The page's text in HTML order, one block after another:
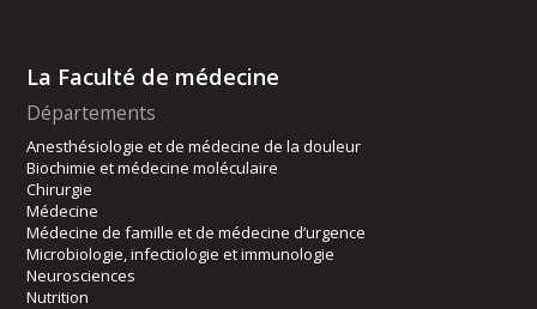
La Faculté de médecine
Départements
Anesthésiologie et de médecine de la douleur
Biochimie et médecine moléculaire
Chirurgie
Médecine
Médecine de famille et de médecine d’urgence
Microbiologie, infectiologie et immunologie
Neurosciences
Nutrition